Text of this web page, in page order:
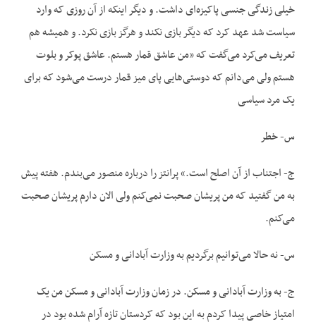
خیلی زندگی جنسی پاکیزه‌ای داشت. و دیگر اینکه از آن روزی که وارد
سیاست شد عهد کرد که دیگر بازی نکند و هرگز بازی نکرد. و همیشه هم
تعریف می‌کرد می‌گفت که «من عاشق قمار هستم. عاشق پوکر و بلوت
هستم ولی می‌دانم که دوستی‌هایی پای میز قمار درست می‌شود که برای
یک مرد سیاسی
س- خطر
ج- اجتناب از آن اصلح است.» پرانتز را درباره منصور می‌بندم. هفته پیش
به من گفتید که من پریشان صحبت نمی‌کنم ولی الان دارم پریشان صحبت
می‌کنم.
س- نه حالا می‌توانیم برگردیم به وزارت آبادانی و مسکن
ج- به وزارت آبادانی و مسکن. در زمان وزارت آبادانی و مسکن من یک
امتیاز خاصی پیدا کردم به این بود که کردستان تازه آرام شده بود در